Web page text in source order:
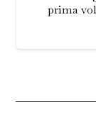
prima